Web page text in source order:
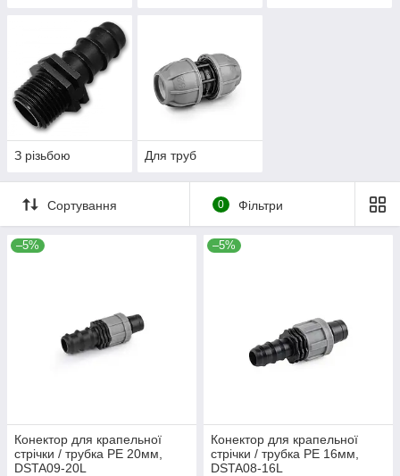
З різьбою Для труб
Сортування 0 Фільтри
–5%
Конектор для крапельної
стрічки / трубка PE 20мм,
DSTA09-20L
–5%
Конектор для крапельної
стрічки / трубка PE 16мм,
DSTA08-16L